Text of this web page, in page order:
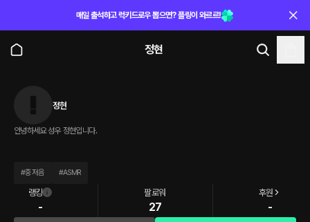
매일 출석하고 럭키드로우 뽑으면? 플링이 와르르!
정현
정현
안녕하세요 성우 정현입니다.
#중저음 #ASMR
랭킹
-
팔로워
27
후원
-